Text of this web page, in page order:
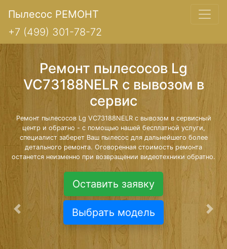
Пылесос РЕМОНТ
+7 (499) 301-78-72
Ремонт пылесосов Lg
VC73188NELR с вывозом в
сервис
Ремонт пылесосов Lg VC73188NELR с вывозом в сервисный
центр и обратно - с помощью нашей бесплатной услуги,
специалист заберет Ваш пылесос для дальнейшего более
детального ремонта. Оговоренная стоимость ремонта
останется неизменно при возвращении видеотехники обратно.
Оставить заявку
Выбрать модель
Предыдущая